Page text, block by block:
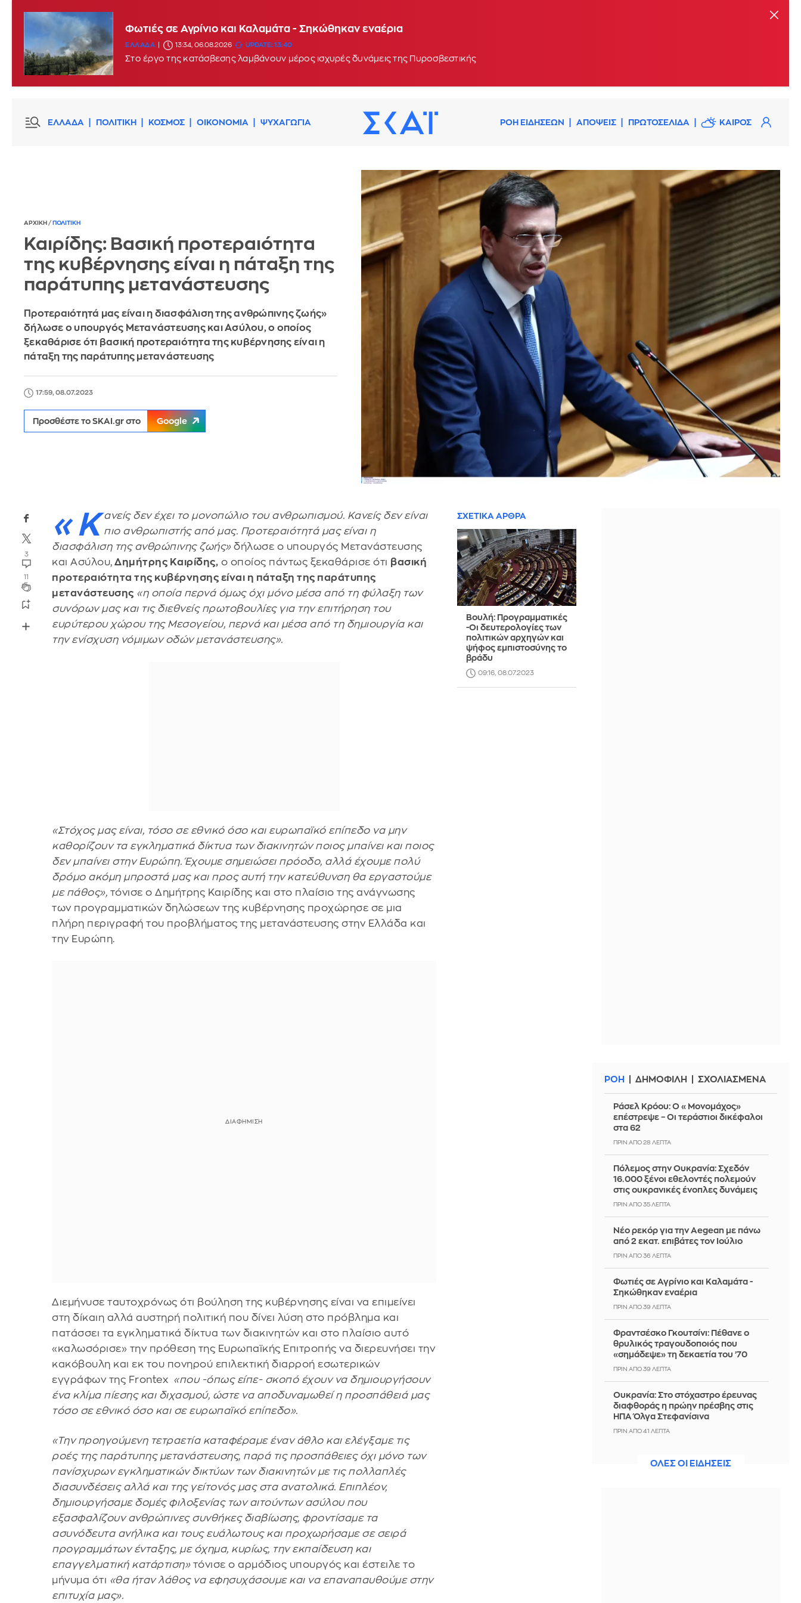
Φωτιές σε Αγρίνιο και Καλαμάτα - Σηκώθηκαν εναέρια
ΕΛΛΑΔΑ 13:34, 06.08.2026 UPDATE: 13:40
Στο έργο της κατάσβεσης λαμβάνουν μέρος ισχυρές δυνάμεις της Πυροσβεστικής
ΕΛΛΑΔΑ ΠΟΛΙΤΙΚΗ ΚΟΣΜΟΣ ΟΙΚΟΝΟΜΙΑ ΨΥΧΑΓΩΓΙΑ ΡΟΗ ΕΙΔΗΣΕΩΝ ΑΠΟΨΕΙΣ ΠΡΩΤΟΣΕΛΙΔΑ ΚΑΙΡΟΣ
ΑΡΧΙΚΗ / ΠΟΛΙΤΙΚΗ
Καιρίδης: Βασική προτεραιότητα
της κυβέρνησης είναι η πάταξη της
παράτυπης μετανάστευσης
Προτεραιότητά μας είναι η διασφάλιση της ανθρώπινης ζωής»
δήλωσε ο υπουργός Μετανάστευσης και Ασύλου, ο οποίος
ξεκαθάρισε ότι βασική προτεραιότητα της κυβέρνησης είναι η
πάταξη της παράτυπης μετανάστευσης
17:59, 08.07.2023
Προσθέστε το SKAI.gr στο Google
3
11
«Κ ανείς δεν έχει το μονοπώλιο του ανθρωπισμού. Κανείς δεν είναι
πιο ανθρωπιστής από μας. Προτεραιότητά μας είναι η
διασφάλιση της ανθρώπινης ζωής»δήλωσε ο υπουργός Μετανάστευσης
και Ασύλου, Δημήτρης Καιρίδης, ο οποίος πάντως ξεκαθάρισε ότι βασική
προτεραιότητα της κυβέρνησης είναι η πάταξη της παράτυπης
μετανάστευσης «η οποία περνά όμως όχι μόνο μέσα από τη φύλαξη των
συνόρων μας και τις διεθνείς πρωτοβουλίες για την επιτήρηση του
ευρύτερου χώρου της Μεσογείου, περνά και μέσα από τη δημιουργία και
την ενίσχυση νόμιμων οδών μετανάστευσης».
«Στόχος μας είναι, τόσο σε εθνικό όσο και ευρωπαϊκό επίπεδο να μην
καθορίζουν τα εγκληματικά δίκτυα των διακινητών ποιος μπαίνει και ποιος
δεν μπαίνει στην Ευρώπη. Έχουμε σημειώσει πρόοδο, αλλά έχουμε πολύ
δρόμο ακόμη μπροστά μας και προς αυτή την κατεύθυνση θα εργαστούμε
με πάθος», τόνισε ο Δημήτρης Καιρίδης και στο πλαίσιο της ανάγνωσης
των προγραμματικών δηλώσεων της κυβέρνησης προχώρησε σε μια
πλήρη περιγραφή του προβλήματος της μετανάστευσης στην Ελλάδα και
την Ευρώπη.
Διεμήνυσε ταυτοχρόνως ότι βούληση της κυβέρνησης είναι να επιμείνει
στη δίκαιη αλλά αυστηρή πολιτική που δίνει λύση στο πρόβλημα και
πατάσσει τα εγκληματικά δίκτυα των διακινητών και στο πλαίσιο αυτό
«καλωσόρισε» την πρόθεση της Ευρωπαϊκής Επιτροπής να διερευνήσει την
κακόβουλη και εκ του πονηρού επιλεκτική διαρροή εσωτερικών
εγγράφων της Frontex «που -όπως είπε- σκοπό έχουν να δημιουργήσουν
ένα κλίμα πίεσης και διχασμού, ώστε να αποδυναμωθεί η προσπάθειά μας
τόσο σε εθνικό όσο και σε ευρωπαϊκό επίπεδο».
«Την προηγούμενη τετραετία καταφέραμε έναν άθλο και ελέγξαμε τις
ροές της παράτυπης μετανάστευσης, παρά τις προσπάθειες όχι μόνο των
πανίσχυρων εγκληματικών δικτύων των διακινητών με τις πολλαπλές
διασυνδέσεις αλλά και της γείτονός μας στα ανατολικά. Επιπλέον,
δημιουργήσαμε δομές φιλοξενίας των αιτούντων ασύλου που
εξασφαλίζουν ανθρώπινες συνθήκες διαβίωσης, φροντίσαμε τα
ασυνόδευτα ανήλικα και τους ευάλωτους και προχωρήσαμε σε σειρά
προγραμμάτων ένταξης, με όχημα, κυρίως, την εκπαίδευση και
επαγγελματική κατάρτιση» τόνισε ο αρμόδιος υπουργός και έστειλε το
μήνυμα ότι «θα ήταν λάθος να εφησυχάσουμε και να επαναπαυθούμε στην
επιτυχία μας».
ΣΧΕΤΙΚΑ ΑΡΘΡΑ
Βουλή: Προγραμματικές
-Οι δευτερολογίες των
πολιτικών αρχηγών και
ψήφος εμπιστοσύνης το
βράδυ
09:16, 08.07.2023
ΡΟΗ ΔΗΜΟΦΙΛΗ ΣΧΟΛΙΑΣΜΕΝΑ
Ράσελ Κρόου: Ο «Μονομάχος»
επέστρεψε – Οι τεράστιοι δικέφαλοι
στα 62
ΠΡΙΝ ΑΠΌ 28 ΛΕΠΤΆ
Πόλεμος στην Ουκρανία: Σχεδόν
16.000 ξένοι εθελοντές πολεμούν
στις ουκρανικές ένοπλες δυνάμεις
ΠΡΙΝ ΑΠΌ 35 ΛΕΠΤΆ
Νέο ρεκόρ για την Aegean με πάνω
από 2 εκατ. επιβάτες τον Ιούλιο
ΠΡΙΝ ΑΠΌ 36 ΛΕΠΤΆ
Φωτιές σε Αγρίνιο και Καλαμάτα -
Σηκώθηκαν εναέρια
ΠΡΙΝ ΑΠΌ 39 ΛΕΠΤΆ
Φραντσέσκο Γκουτσίνι: Πέθανε ο
θρυλικός τραγουδοποιός που
«σημάδεψε» τη δεκαετία του ’70
ΠΡΙΝ ΑΠΌ 39 ΛΕΠΤΆ
Ουκρανία: Στο στόχαστρο έρευνας
διαφθοράς η πρώην πρέσβης στις
ΗΠΑ Όλγα Στεφανίσινα
ΠΡΙΝ ΑΠΌ 41 ΛΕΠΤΆ
Ο Δημήτρης Γιαννούλης επέστρεψε
ΟΛΕΣ ΟΙ ΕΙΔΗΣΕΙΣ